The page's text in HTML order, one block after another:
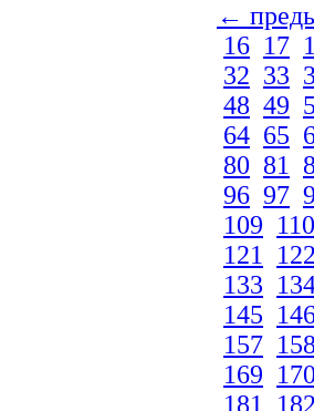
←
16 17
32 33
48 49
64 65
80 81
96 97
109 110
121
133
145
157
169
181